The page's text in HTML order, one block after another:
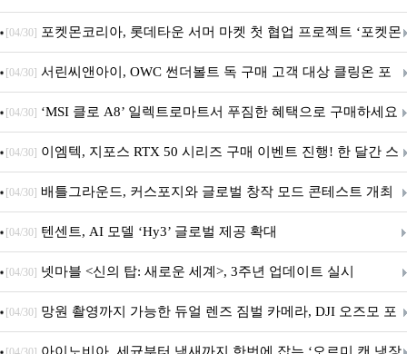
SAFE 가이드라인 제안
[04/30] 포켓몬코리아, 롯데타운 서머 마켓 첫 협업 프로젝트 ‘포켓몬
별빛낙원’ 개최
[04/30] 서린씨앤아이, OWC 썬더볼트 독 구매 고객 대상 클링온 포
트 고정 홀더 증정 이벤트 앵콜 연장 진행
[04/30] ‘MSI 클로 A8’ 일렉트로마트서 푸짐한 혜택으로 구매하세요
[04/30] 이엠텍, 지포스 RTX 50 시리즈 구매 이벤트 진행! 한 달간 스
팀 월렛부터 PALIT 지포스 RTX 5060 DUAL까지 증정
[04/30] 배틀그라운드, 커스포지와 글로벌 창작 모드 콘테스트 개최
[04/30] 텐센트, AI 모델 ‘Hy3’ 글로벌 제공 확대
[04/30] 넷마블 <신의 탑: 새로운 세계>, 3주년 업데이트 실시
[04/30] 망원 촬영까지 가능한 듀얼 렌즈 짐벌 카메라, DJI 오즈모 포
켓 4P